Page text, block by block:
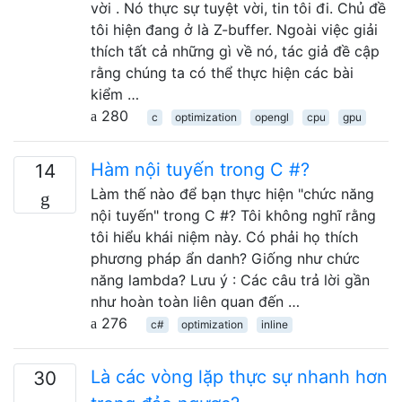
vời . Nó thực sự tuyệt vời, tin tôi đi. Chủ đề
tôi hiện đang ở là Z-buffer. Ngoài việc giải
thích tất cả những gì về nó, tác giả đề cập
rằng chúng ta có thể thực hiện các bài
kiểm …
280
c optimization opengl cpu gpu
14 Hàm nội tuyến trong C #?
Làm thế nào để bạn thực hiện "chức năng
nội tuyến" trong C #? Tôi không nghĩ rằng
tôi hiểu khái niệm này. Có phải họ thích
phương pháp ẩn danh? Giống như chức
năng lambda? Lưu ý : Các câu trả lời gần
như hoàn toàn liên quan đến …
276
c# optimization inline
30
Là các vòng lặp thực sự nhanh hơn